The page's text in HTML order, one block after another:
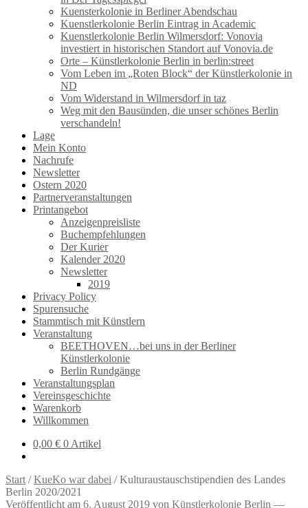
Kuensterkolonie in Berliner Abendschau
Kuenstlerkolonie Berlin Eintrag in Academic
Kuenstlerkolonie Berlin Wilmersdorf: Vonovia
investiert in historischen Standort auf Vonovia.de
Orte – Künstlerkolonie Berlin in berlin:street
Vom Leben im „Roten Block“ der Künstlerkolonie in
ND
Vom Widerstand in Wilmersdorf in taz
Weg mit den Bausünden, die unser schönes Berlin
verschandeln!
Lage
Mein Konto
Nachrufe
Newsletter
Ostern 2020
Partnerveranstaltungen
Printangebot
Anzeigenpreisliste
Buchempfehlungen
Der Kurier
Kalender 2020
Newsletter
2019
Privacy Policy
Spurensuche
Stammtisch mit Künstlern
Veranstaltung
BEETHOVEN…bei uns in der Berliner
Künstlerkolonie
Berlin Rundgänge
Veranstaltungsplan
Vereinsgeschichte
Warenkorb
Willkommen
0,00 € 0 Artikel
Start /KueKo war dabei /Kulturaustauschstipendien des Landes
Berlin 2020/2021
Veröffentlicht am 6. August 2019 von Künstlerkolonie Berlin —